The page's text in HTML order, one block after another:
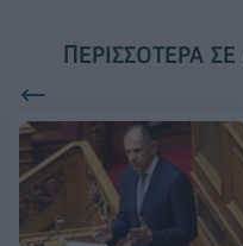
ΠΕΡΙΣΣΌΤΕΡΑ